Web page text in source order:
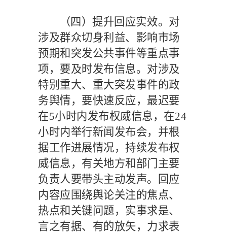
（四）提升回应实效。 对
涉及群众切身利益、影响市场
预期和突发公共事件等重点事
项，要及时发布信息。对涉及
特别重大、重大突发事件的政
务舆情，要快速反应，最迟要
在5小时内发布权威信息，在24
小时内举行新闻发布会，并根
据工作进展情况，持续发布权
威信息，有关地方和部门主要
负责人要带头主动发声。回应
内容应围绕舆论关注的焦点、
热点和关键问题，实事求是、
言之有据、有的放矢，力求表